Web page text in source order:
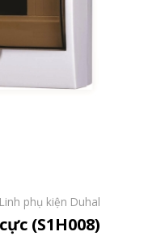
Linh phụ kiện Duhal
(S1H008)